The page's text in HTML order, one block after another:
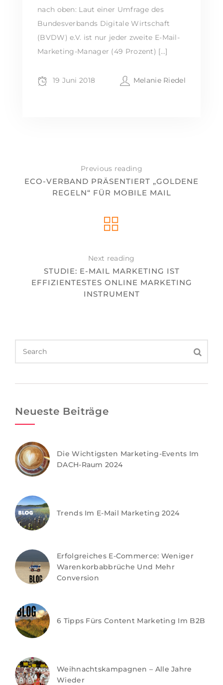
nach oben: Laut einer Umfrage des
Bundesverbands Digitale Wirtschaft
(BVDW) e.V. ist nur jeder zweite E-Mail-
Marketing-Manager (49 Prozent) […]
19 Juni 2018 Melanie Riedel
Previous reading
ECO-VERBAND PRÄSENTIERT „GOLDENE
REGELN“ FÜR MOBILE MAIL
Next reading
STUDIE: E-MAIL MARKETING IST
EFFIZIENTESTES ONLINE MARKETING
INSTRUMENT
Neueste Beiträge
Die Wichtigsten Marketing-Events Im
DACH-Raum 2024
Trends Im E-Mail Marketing 2024
Erfolgreiches E-Commerce: Weniger
Warenkorbabbrüche Und Mehr
Conversion
6 Tipps Fürs Content Marketing Im B2B
Weihnachtskampagnen – Alle Jahre
Wieder